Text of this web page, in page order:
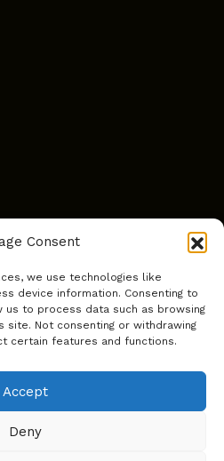
Consent
we use technologies like
device information. Consenting to
to process data such as browsing
site. Not consenting or withdrawing
certain features and functions.
Accept
Deny